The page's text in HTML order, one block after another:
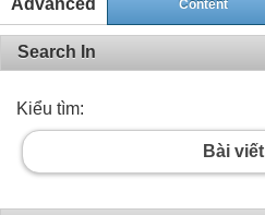
Content
Search In
Kiểu tìm:
Bài viết